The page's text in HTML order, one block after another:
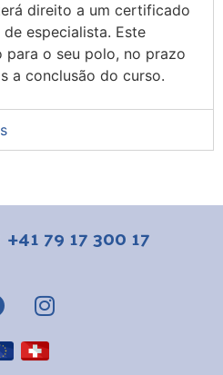
direito a um certificado
especialista. Este
o seu polo, no prazo
a conclusão do curso.
+41 79 17 300 17